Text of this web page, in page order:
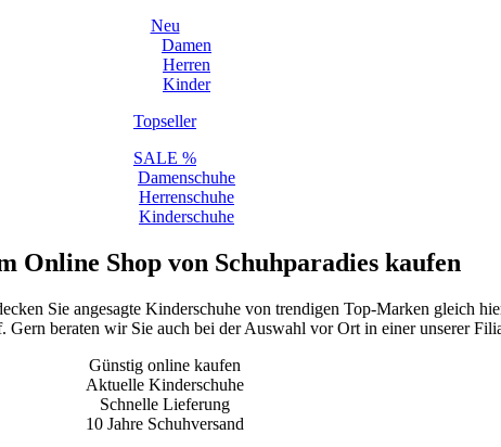
Neu
Damen
Herren
Kinder
Topseller
SALE %
Damenschuhe
Herrenschuhe
Kinderschuhe
Online Shop von Schuhparadies kaufen
Sie angesagte Kinderschuhe von trendigen Top-Marken gleich
beraten wir Sie auch bei der Auswahl vor Ort in einer unserer
Günstig online kaufen
Aktuelle Kinderschuhe
Schnelle Lieferung
10 Jahre Schuhversand